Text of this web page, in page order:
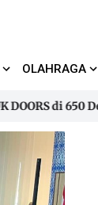
OLAHRAGA
di 650 Desa
di 650 Desa